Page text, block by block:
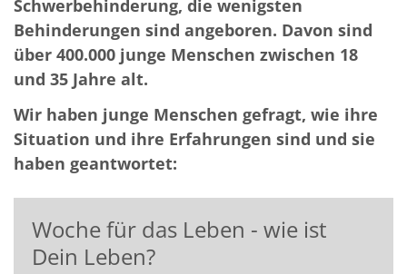
Schwerbehinderung, die wenigsten
Behinderungen sind angeboren. Davon sind
über 400.000 junge Menschen zwischen 18
und 35 Jahre alt.
Wir haben junge Menschen gefragt, wie ihre
Situation und ihre Erfahrungen sind und sie
haben geantwortet:
Woche für das Leben - wie ist
Dein Leben?